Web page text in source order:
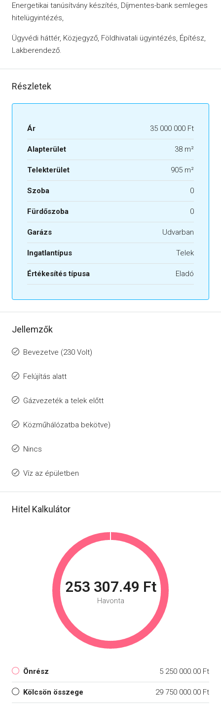
Energetikai tanúsítvány készítés, Díjmentes-bank semleges
hitelügyintézés,
Ügyvédi háttér, Közjegyző, Földhivatali ügyintézés, Építész,
Lakberendező.
Részletek
Ár 35 000 000 Ft
Alapterület 38 m²
Telekterület 905 m²
Szoba 0
Fürdőszoba 0
Garázs Udvarban
Ingatlantípus Telek
Értékesítés típusa Eladó
Jellemzők
Bevezetve (230 Volt)
Felújítás alatt
Gázvezeték a telek előtt
Közműhálózatba bekötve)
Nincs
Víz az épületben
Hitel Kalkulátor
253 307.49 Ft
Havonta
Önrész 5 250 000.00 Ft
Kölcsön összege 29 750 000.00 Ft